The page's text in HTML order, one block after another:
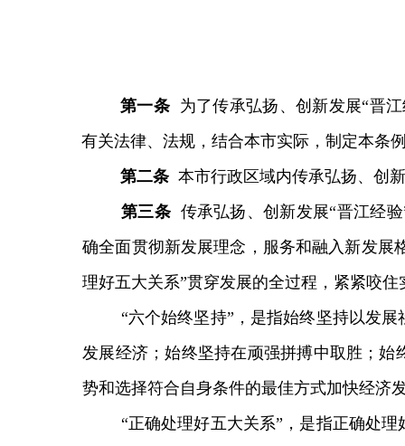
第一条
为了传承弘扬、创新发展“晋
有关法律、法规，结合本市实际，制定本条
第二条 本市行政区域内传承弘扬、创
第三条 传承弘扬、创新发展“晋江经
确全面贯彻新发展理念，服务和融入新发展
理好五大关系”贯穿发展的全过程，紧紧咬
“六个始终坚持”，是指始终坚持以发
发展经济；始终坚持在顽强拼搏中取胜；
势和选择符合自身条件的最佳方式加快经济
“正确处理好五大关系”，是指正确处